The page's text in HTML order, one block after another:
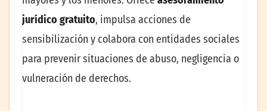
jurídico gratuito, impulsa acciones de
sensibilización y colabora con entidades sociales
para prevenir situaciones de abuso, negligencia o
vulneración de derechos.